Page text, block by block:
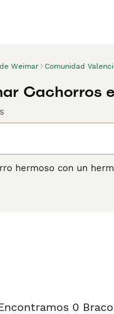
Weimar Comunidad
Cachorros
hermoso con un
de perros
activas al aire libre y
0